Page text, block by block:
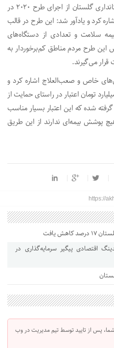
مدیرکل امور اجتماعی و فرهنگی استانداری گلستان از اجرای طرح ۲۰۲۰ در
کرد و یادآور شد: این طرح در قالب
سلامت و تعدادی از دستگاه‌های
طرح مردم مناطق کم‌برخوردار به
می‌گیرند.
خاص و صعب‌العلاج اشاره کرد و
تومان اعتبار در راستای حمایت از
شده که این اعتبار بسیار مناسب
پوشش بیمه‌ای ندارند از این طریق
https://
یافت
بابک زنجانی با ۱۱ هلدینگ اقتصادی پیگیر سرمایه‌گذاری در
پس از تایید توسط تیم مدیریت در وب